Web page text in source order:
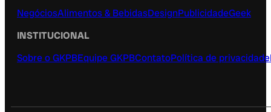
NegóciosAlimentos & BebidasDesignPublicidadeGeek
INSTITUCIONAL
Sobre o GKPBEquipe GKPBContatoPolítica de privacidade